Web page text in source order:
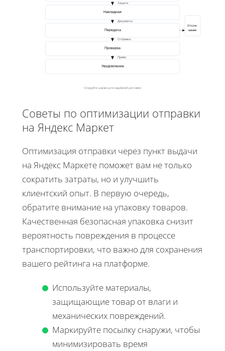
Накладная
Передача
Проверка
Уведомление
Отсле-
жение
Защита
Документы
Отправка
Приём
Следуйте шагам для надёжной доставки
Советы по оптимизации отправки
на Яндекс Маркет
Оптимизация отправки через пункт выдачи
на Яндекс Маркете поможет вам не только
сократить затраты, но и улучшить
клиентский опыт. В первую очередь,
обратите внимание на упаковку товаров.
Качественная безопасная упаковка снизит
вероятность повреждения в процессе
транспортировки, что важно для сохранения
вашего рейтинга на платформе.
Используйте материалы,
защищающие товар от влаги и
механических повреждений.
Маркируйте посылку снаружи, чтобы
минимизировать время